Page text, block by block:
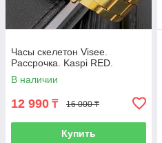
Часы скелетон Visee.
Рассрочка. Kaspi RED.
В наличии
12 990 ₸ 16 000 ₸
Купить